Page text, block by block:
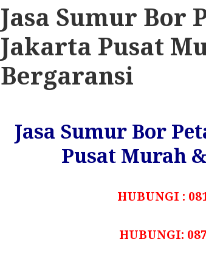
Jasa Sumur Bor
Jakarta Pusat
Bergaransi
Jasa Sumur Bor
Pusat Murah
HUBUNGI :
HUBUNGI: